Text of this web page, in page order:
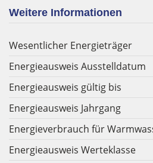
Weitere Informationen
Wesentlicher Energieträger
Energieausweis Ausstelldatum
Energieausweis gültig bis
Energieausweis Jahrgang
Energieverbrauch für
Energieausweis Werteklasse